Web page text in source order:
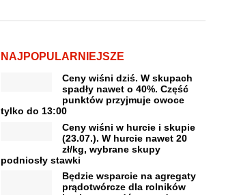
NAJPOPULARNIEJSZE
Ceny wiśni dziś. W skupach
spadły nawet o 40%. Część
punktów przyjmuje owoce
tylko do 13:00
Ceny wiśni w hurcie i skupie
(23.07.). W hurcie nawet 20
zł/kg, wybrane skupy
podniosły stawki
Będzie wsparcie na agregaty
prądotwórcze dla rolników